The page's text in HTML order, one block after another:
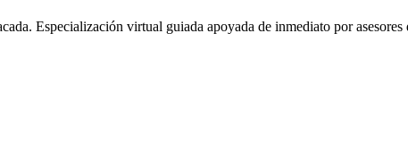
Especialización virtual guiada apoyada de inmediato por asesores